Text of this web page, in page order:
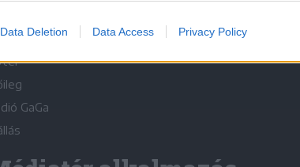
Data Deletion Data Access Privacy Policy
Napló
GaGa